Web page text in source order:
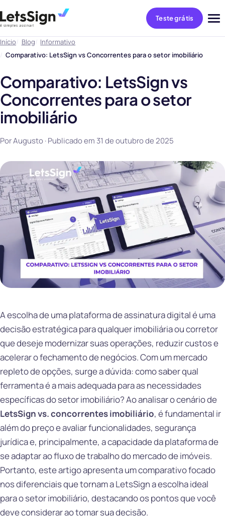
Teste grátis
Início Blog
Informativo
Comparativo: LetsSign vs Concorrentes para o setor imobiliário
Comparativo: LetsSign vs
Concorrentes para o setor
imobiliário
Por Augusto · Publicado em 31 de outubro de 2025
A escolha de uma plataforma de assinatura digital é uma
decisão estratégica para qualquer imobiliária ou corretor
que deseje modernizar suas operações, reduzir custos e
acelerar o fechamento de negócios. Com um mercado
repleto de opções, surge a dúvida: como saber qual
ferramenta é a mais adequada para as necessidades
específicas do setor imobiliário? Ao analisar o cenário de
LetsSign vs. concorrentes imobiliário, é fundamental ir
além do preço e avaliar funcionalidades, segurança
jurídica e, principalmente, a capacidade da plataforma de
se adaptar ao fluxo de trabalho do mercado de imóveis.
Portanto, este artigo apresenta um comparativo focado
nos diferenciais que tornam a LetsSign a escolha ideal
para o setor imobiliário, destacando os pontos que você
deve considerar ao tomar sua decisão.